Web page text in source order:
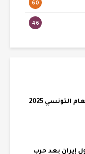
60
46
التونسي 2025
إيران بعد حرب